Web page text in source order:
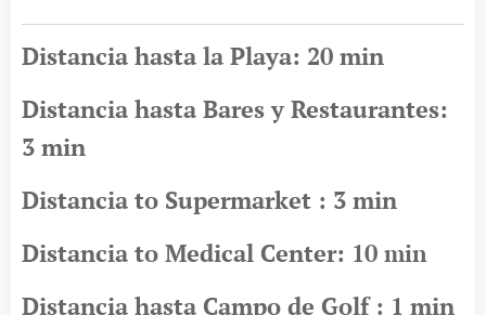
Distancia hasta la Playa: 20 min
Distancia hasta Bares y Restaurantes:
3 min
Distancia to Supermarket : 3 min
Distancia to Medical Center: 10 min
Distancia hasta Campo de Golf : 1 min